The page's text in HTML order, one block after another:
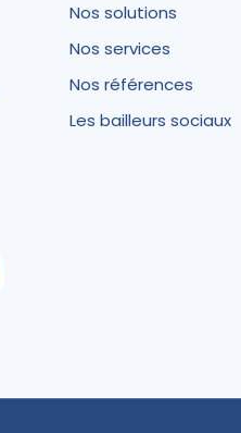
Nos solutions
Nos services
Nos références
Les bailleurs sociaux